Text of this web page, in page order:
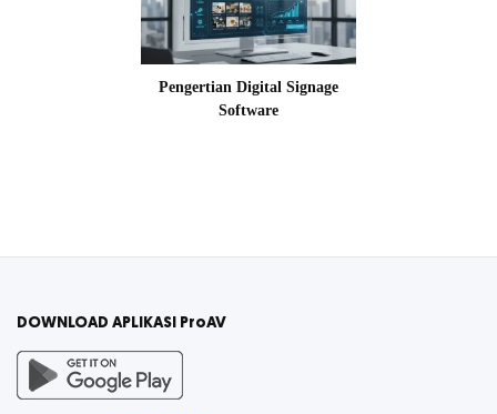
Pengertian Digital Signage
Software
DOWNLOAD APLIKASI ProAV